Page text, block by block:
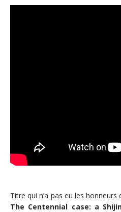
Titre qui n’a pas eu les
The Centennial case: a